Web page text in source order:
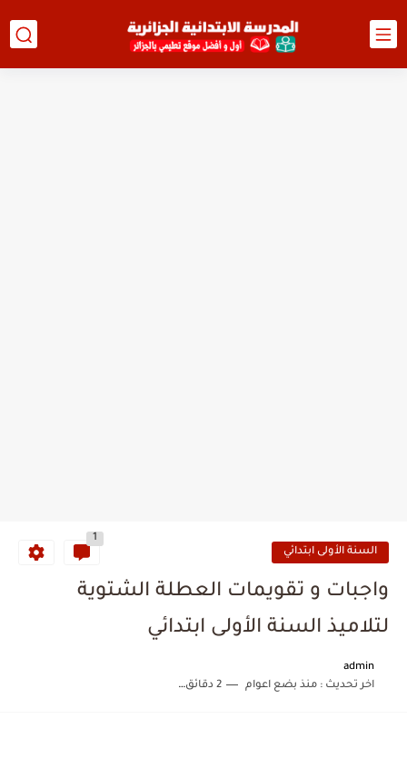
السنة الأولى ابتدائي
1
واجبات و تقويمات العطلة الشتوية
لتلاميذ السنة الأولى ابتدائي
admin
اخر تحديث :منذ بضع اعوام 2 دقائق للقراءة